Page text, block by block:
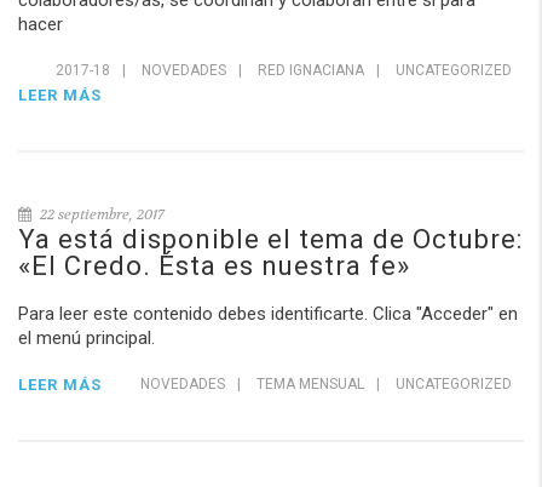
hacer
2017-18 NOVEDADES RED IGNACIANA UNCATEGORIZED
LEER MÁS
22 septiembre, 2017
Ya está disponible el tema de Octubre:
«El Credo. Ésta es nuestra fe»
Para leer este contenido debes identificarte. Clica "Acceder" en
el menú principal.
NOVEDADES TEMA MENSUAL UNCATEGORIZED
LEER MÁS